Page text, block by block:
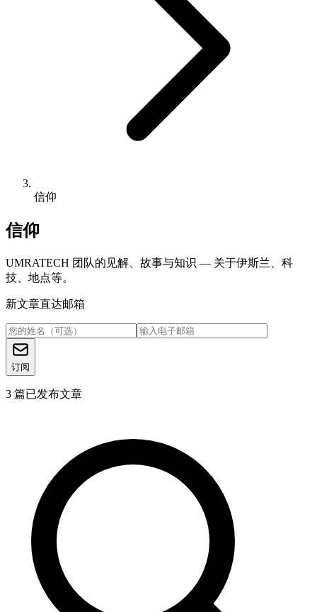
信仰
信仰
UMRATECH 团队的见解、故事与知识 — 关于伊斯兰、科
技、地点等。
新文章直达邮箱
订阅
3 篇已发布文章